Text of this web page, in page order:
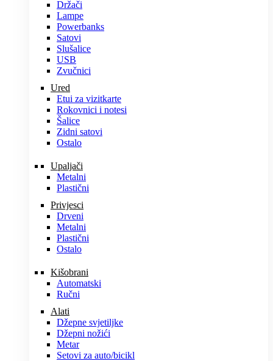
Držači
Lampe
Powerbanks
Satovi
Slušalice
USB
Zvučnici
Ured
Etui za vizitkarte
Rokovnici i notesi
Šalice
Zidni satovi
Ostalo
Upaljači
Metalni
Plastični
Privjesci
Drveni
Metalni
Plastični
Ostalo
Kišobrani
Automatski
Ručni
Alati
Džepne svjetiljke
Džepni nožići
Metar
Setovi za auto/bicikl